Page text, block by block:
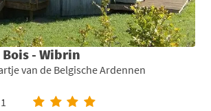
- Wibrin
van de Belgische Ardennen
1